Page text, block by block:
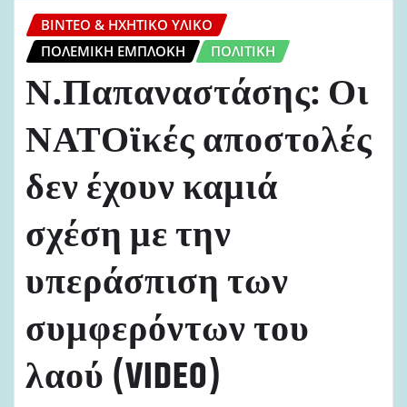
ΒΊΝΤΕΟ & ΗΧΗΤΙΚΌ ΥΛΙΚΌ
ΠΟΛΕΜΙΚΉ ΕΜΠΛΟΚΉ
ΠΟΛΙΤΙΚΉ
Ν.Παπαναστάσης: Οι
ΝΑΤΟϊκές αποστολές
δεν έχουν καμιά
σχέση με την
υπεράσπιση των
συμφερόντων του
λαού (VIDEO)